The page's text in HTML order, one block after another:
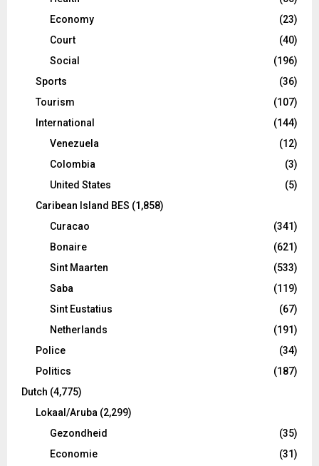
Economy
(23)
Court
(40)
Social
(196)
Sports
(36)
Tourism
(107)
International
(144)
Venezuela
(12)
Colombia
(3)
United States
(5)
Caribean Island BES (1,858)
Curacao
(341)
Bonaire
(621)
Sint Maarten
(533)
Saba
(119)
Sint Eustatius
(67)
Netherlands
(191)
Police
(34)
Politics
(187)
Dutch (4,775)
Lokaal/Aruba (2,299)
Gezondheid
(35)
Economie
(31)